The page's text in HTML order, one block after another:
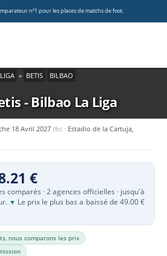
nº1 pour les places de matchs de foot.
» BETIS BILBAO
- Bilbao La Liga
18 Avril 2027 tbc
Estadio de la Cartuja,
€
comparés · 2 agences officielles · jusqu'à
▼ Le prix le plus bas a baissé de 49.00 €
nous comparons les prix